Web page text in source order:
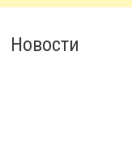
Новости